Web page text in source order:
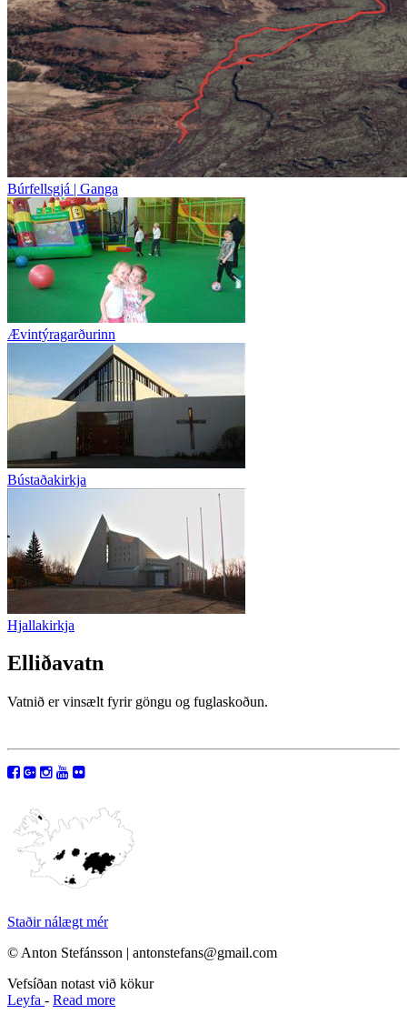
Búrfellsgjá | Ganga
Ævintýragarðurinn
Bústaðakirkja
Hjallakirkja
Elliðavatn
Vatnið er vinsælt fyrir göngu og fuglaskoðun.
Staðir nálægt mér
© Anton Stefánsson | antonstefans@gmail.com
Vefsíðan notast við kökur
Leyfa - Read more